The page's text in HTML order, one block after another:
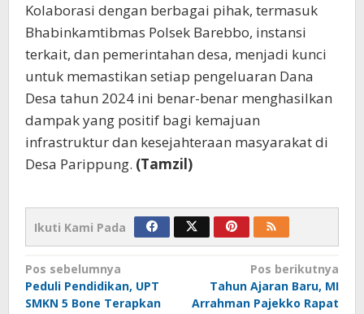
Kolaborasi dengan berbagai pihak, termasuk
Bhabinkamtibmas Polsek Barebbo, instansi
terkait, dan pemerintahan desa, menjadi kunci
untuk memastikan setiap pengeluaran Dana
Desa tahun 2024 ini benar-benar menghasilkan
dampak yang positif bagi kemajuan
infrastruktur dan kesejahteraan masyarakat di
Desa Parippung. (Tamzil)
Ikuti Kami Pada
Navigasi
pos
Pos sebelumnya
Peduli Pendidikan, UPT
SMKN 5 Bone Terapkan
Pos berikutnya
Tahun Ajaran Baru, MI
Arrahman Pajekko Rapat